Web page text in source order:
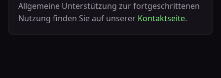
Allgemeine Unterstützung zur fortgeschrittenen
Nutzung finden Sie auf unserer Kontaktseite.